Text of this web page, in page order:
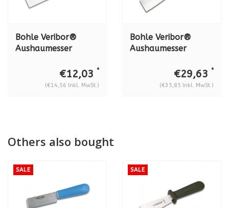
Bohle Veribor®
Aushaumesser
Lederschalenheft
(leichtes Leder), BO
€12,03 *
(€14,56 Inkl. MwSt.)
Bohle Veribor®
Aushaumesser
Lederschalenheft,
€29,63 *
(€35,85 Inkl. MwSt.)
Others also bought
SALE SALE